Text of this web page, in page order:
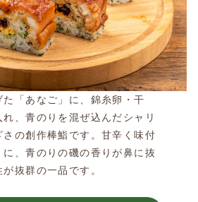
「あなご」に、錦糸卵・干
、青のりを混ぜ込んだシャリ
さの創作棒鮨です。甘辛く味付
、青のりの磯の香りが鼻に抜
抜群の一品です。